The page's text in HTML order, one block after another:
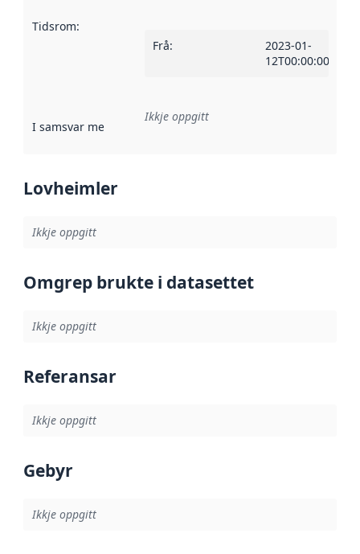
Tidsrom:
Frå:
2023-01-
12T00:00:00Z
I samsvar med Referanse til ei implementeringsregel eller
Ikkje oppgitt
Lovheimler
Ikkje oppgitt
Omgrep brukte i datasettet
Ikkje oppgitt
Referansar
Ikkje oppgitt
Gebyr
Ikkje oppgitt